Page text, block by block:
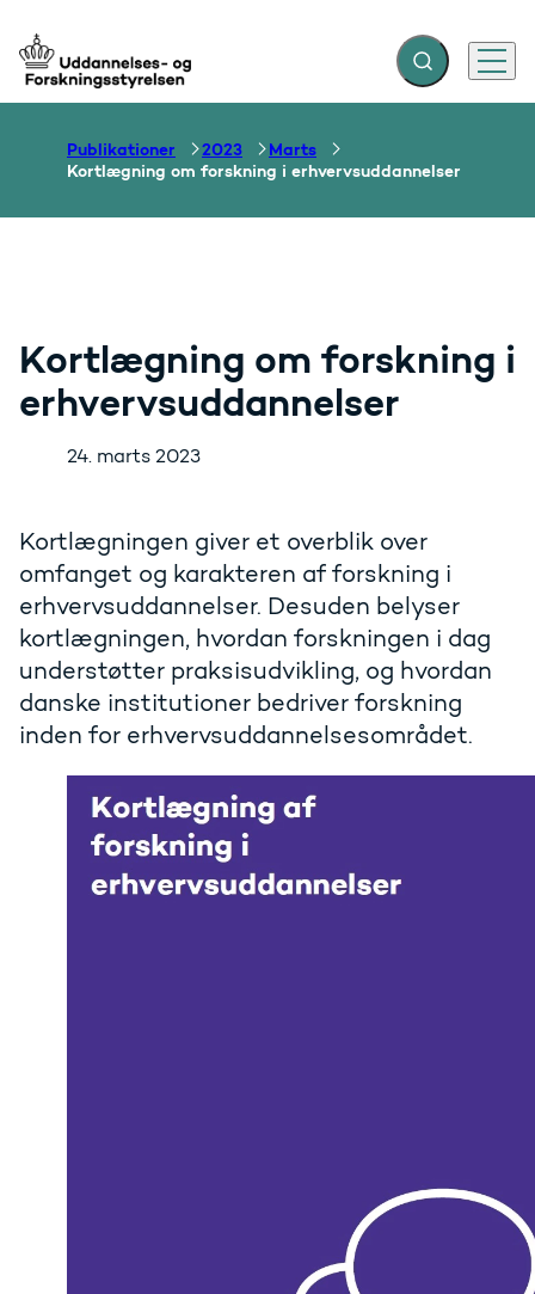
Gå til forsiden Fold søgefelt ud
Menu
Publikationer 2023
Marts
Kortlægning om forskning i erhvervsuddannelser
Kortlægning om forskning i
erhvervsuddannelser
24. marts 2023
Kortlægningen giver et overblik over
omfanget og karakteren af forskning i
erhvervsuddannelser. Desuden belyser
kortlægningen, hvordan forskningen i dag
understøtter praksisudvikling, og hvordan
danske institutioner bedriver forskning
inden for erhvervsuddannelsesområdet.